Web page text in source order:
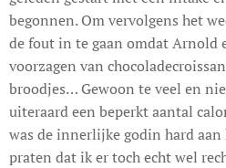
begonnen. Om vervolgens het
de fout in te gaan omdat Arnold
voorzagen van
broodjes… Gewoon te veel en
uiteraard een beperkt aantal
was de innerlijke godin hard
praten dat ik er toch echt wel